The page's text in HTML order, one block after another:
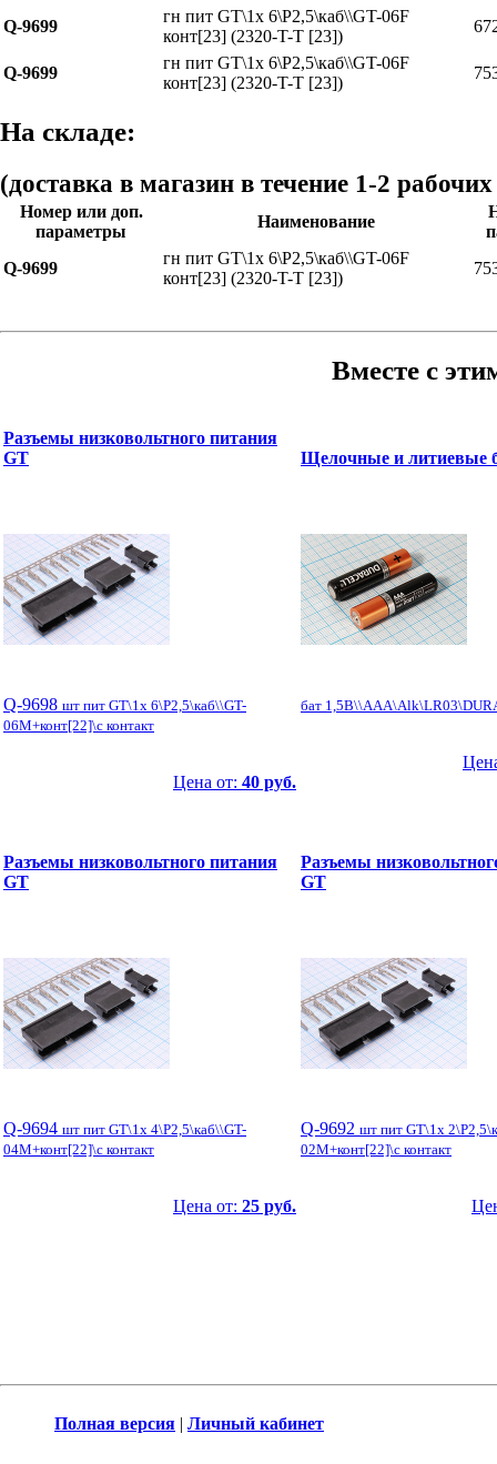
Q-9699
гн пит GT\1x 6\P2,5\каб\\GT-06F
конт[23] (2320-T-T [23])
Q-9699
гн пит GT\1x 6\P2,5\каб\\GT-06F
конт[23] (2320-T-T [23])
На складе:
(доставка в магазин в течение 1-2
Номер или доп.
параметры
Наименование
Q-9699
гн пит GT\1x 6\P2,5\каб\\GT-06F
конт[23] (2320-T-T [23])
Вместе с
Разъемы низковольтного питания
GT
Q-9698 шт пит GT\1x 6\P2,5\каб\\GT-
06M+конт[22]\с контакт
Цена от: 40 руб.
Щелочные и литиевые
бат
Разъемы низковольтного питания
GT
Q-9694 шт пит GT\1x 4\P2,5\каб\\GT-
04M+конт[22]\с контакт
Цена от: 25 руб.
Разъемы
GT
Q-9692 шт пит GT\1x
02M+конт[22]\с контакт
Полная версия | Личный кабинет